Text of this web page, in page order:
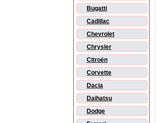
Bugatti
Cadillac
Chevrolet
Chrysler
Citroën
Corvette
Dacia
Daihatsu
Dodge